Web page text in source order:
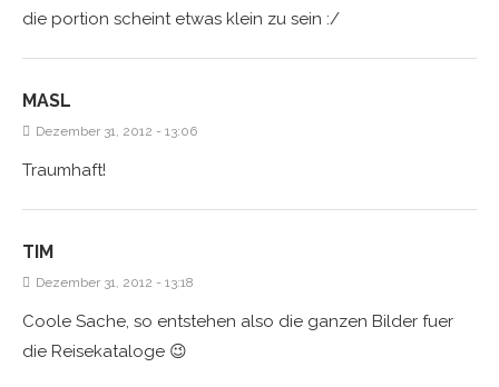
die portion scheint etwas klein zu sein :/
MASL
Dezember 31, 2012 - 13:06
Traumhaft!
TIM
Dezember 31, 2012 - 13:18
Coole Sache, so entstehen also die ganzen Bilder fuer
die Reisekataloge 😉